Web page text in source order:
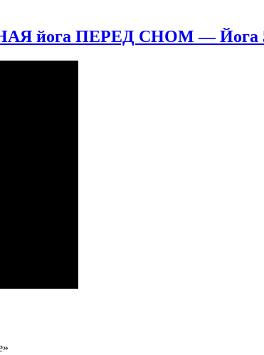
ПЕРЕД СНОМ — Йога 50